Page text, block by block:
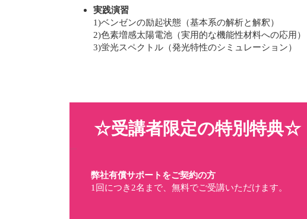
実践演習
1)ベンゼンの励起状態（基本系の解析と解釈）
2)色素増感太陽電池（実用的な機能性材料への応用）
3)蛍光スペクトル（発光特性のシミュレーション）
☆受講者限定の特別特典☆
弊社有償サポートをご契約の方
1回につき2名まで、無料でご受講いただけます。